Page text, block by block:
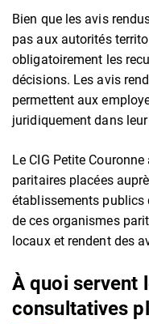
Bien que les avis
pas aux autorités
obligatoirement les
décisions. Les avis
permettent aux
juridiquement dans
Le CIG Petite
paritaires placées
établissements
de ces organismes
locaux et rendent des
À quoi servent
consultatives